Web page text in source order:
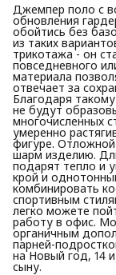
Джемпер поло с
обновления
обойтись без
из таких
трикотажа - он
повседневного
материала
отвечает за
Благодаря
не будут
многочисленных
умеренно
фигуре.
шарм изделию.
подарят тепло и
крой и
комбинировать
спортивным
легко можете
работу в офис.
органичным
парней-
на Новый год, 14
сыну.